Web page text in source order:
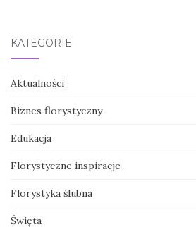
KATEGORIE
Aktualności
Biznes florystyczny
Edukacja
Florystyczne inspiracje
Florystyka ślubna
Święta